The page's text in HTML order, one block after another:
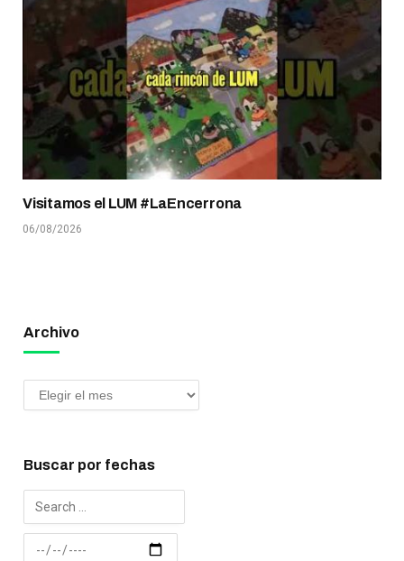
Visitamos el LUM #LaEncerrona
06/08/2026
Archivo
Buscar por fechas